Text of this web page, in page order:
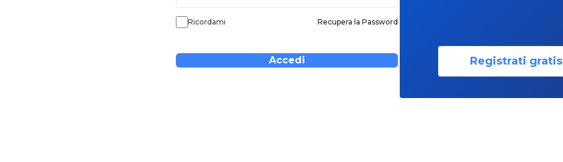
Ricordami Recupera la Password
Accedi Registrati gratis